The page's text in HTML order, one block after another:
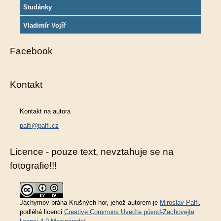
Studánky
Vladimír Vojíř
Facebook
Kontakt
Kontakt na autora
palfi@palfi.cz
Licence - pouze text, nevztahuje se na
fotografie!!!
Jáchymov-brána Krušných hor, jehož autorem je Miroslav Palfi,
podléhá licenci Creative Commons Uveďte původ-Zachovejte